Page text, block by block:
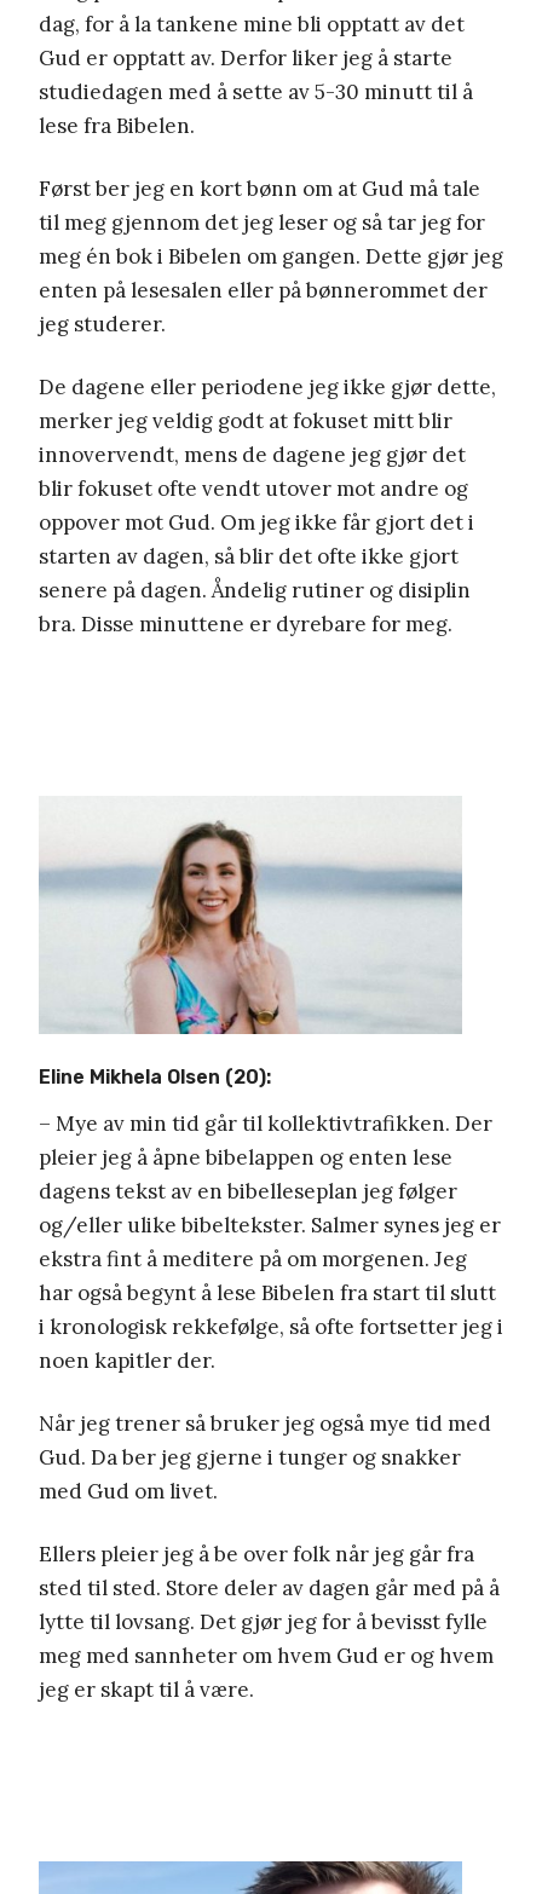
dag, for å la tankene mine bli opptatt av det
Gud er opptatt av. Derfor liker jeg å starte
studiedagen med å sette av 5-30 minutt til å
lese fra Bibelen.
Først ber jeg en kort bønn om at Gud må tale
til meg gjennom det jeg leser og så tar jeg for
meg én bok i Bibelen om gangen. Dette gjør jeg
enten på lesesalen eller på bønnerommet der
jeg studerer.
De dagene eller periodene jeg ikke gjør dette,
merker jeg veldig godt at fokuset mitt blir
innovervendt, mens de dagene jeg gjør det
blir fokuset ofte vendt utover mot andre og
oppover mot Gud. Om jeg ikke får gjort det i
starten av dagen, så blir det ofte ikke gjort
senere på dagen. Åndelig rutiner og disiplin
bra. Disse minuttene er dyrebare for meg.
Eline Mikhela Olsen (20):
– Mye av min tid går til kollektivtrafikken. Der
pleier jeg å åpne bibelappen og enten lese
dagens tekst av en bibelleseplan jeg følger
og/eller ulike bibeltekster. Salmer synes jeg er
ekstra fint å meditere på om morgenen. Jeg
har også begynt å lese Bibelen fra start til slutt
i kronologisk rekkefølge, så ofte fortsetter jeg i
noen kapitler der.
Når jeg trener så bruker jeg også mye tid med
Gud. Da ber jeg gjerne i tunger og snakker
med Gud om livet.
Ellers pleier jeg å be over folk når jeg går fra
sted til sted. Store deler av dagen går med på å
lytte til lovsang. Det gjør jeg for å bevisst fylle
meg med sannheter om hvem Gud er og hvem
jeg er skapt til å være.